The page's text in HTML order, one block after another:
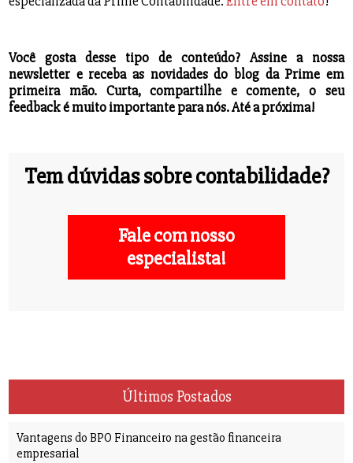
Você gosta desse tipo de conteúdo? Assine a nossa
newsletter e receba as novidades do blog da Prime em
primeira mão. Curta, compartilhe e comente, o seu
feedback é muito importante para nós. Até a próxima!
Tem dúvidas sobre contabilidade?
Fale com nosso
especialista!
Últimos Postados
Vantagens do BPO Financeiro na gestão financeira
empresarial